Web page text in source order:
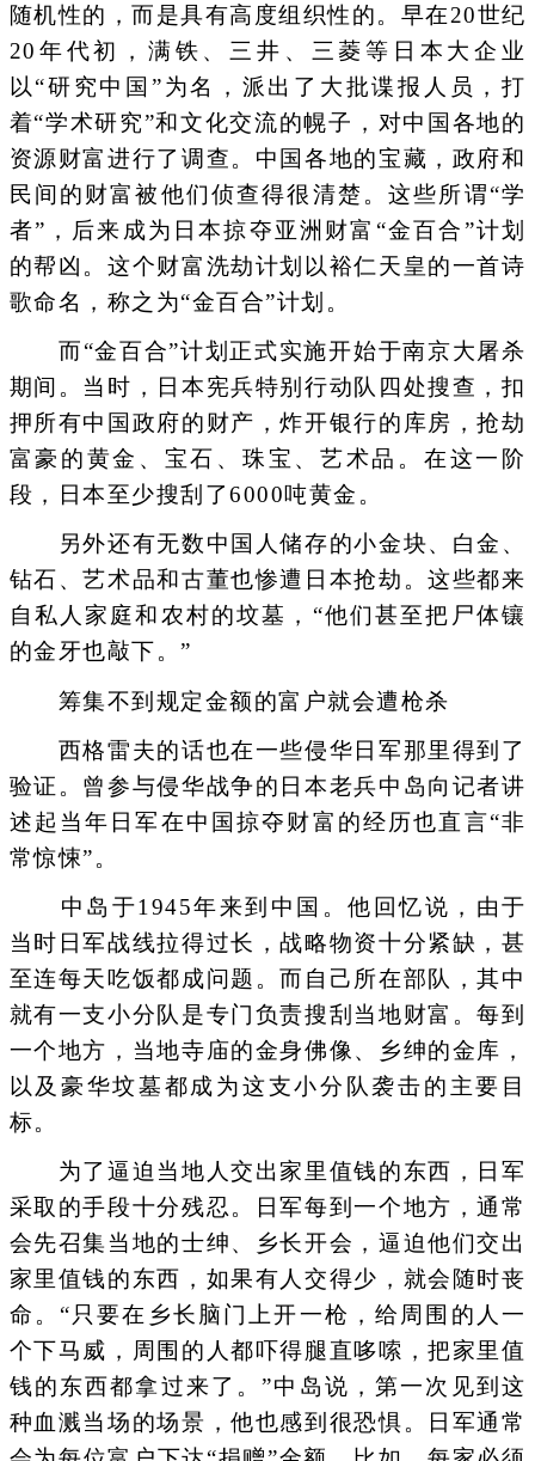
随机性的，而是具有高度组织性的。早在20世纪
20年代初，满铁、三井、三菱等日本大企业
以“研究中国”为名，派出了大批谍报人员，打
着“学术研究”和文化交流的幌子，对中国各地的
资源财富进行了调查。中国各地的宝藏，政府和
民间的财富被他们侦查得很清楚。这些所谓“学
者”，后来成为日本掠夺亚洲财富“金百合”计划
的帮凶。这个财富洗劫计划以裕仁天皇的一首诗
歌命名，称之为“金百合”计划。
而“金百合”计划正式实施开始于南京大屠杀
期间。当时，日本宪兵特别行动队四处搜查，扣
押所有中国政府的财产，炸开银行的库房，抢劫
富豪的黄金、宝石、珠宝、艺术品。在这一阶
段，日本至少搜刮了6000吨黄金。
另外还有无数中国人储存的小金块、白金、
钻石、艺术品和古董也惨遭日本抢劫。这些都来
自私人家庭和农村的坟墓，“他们甚至把尸体镶
的金牙也敲下。”
筹集不到规定金额的富户就会遭枪杀
西格雷夫的话也在一些侵华日军那里得到了
验证。曾参与侵华战争的日本老兵中岛向记者讲
述起当年日军在中国掠夺财富的经历也直言“非
常惊悚”。
中岛于1945年来到中国。他回忆说，由于
当时日军战线拉得过长，战略物资十分紧缺，甚
至连每天吃饭都成问题。而自己所在部队，其中
就有一支小分队是专门负责搜刮当地财富。每到
一个地方，当地寺庙的金身佛像、乡绅的金库，
以及豪华坟墓都成为这支小分队袭击的主要目
标。
为了逼迫当地人交出家里值钱的东西，日军
采取的手段十分残忍。日军每到一个地方，通常
会先召集当地的士绅、乡长开会，逼迫他们交出
家里值钱的东西，如果有人交得少，就会随时丧
命。“只要在乡长脑门上开一枪，给周围的人一
个下马威，周围的人都吓得腿直哆嗦，把家里值
钱的东西都拿过来了。”中岛说，第一次见到这
种血溅当场的场景，他也感到很恐惧。日军通常